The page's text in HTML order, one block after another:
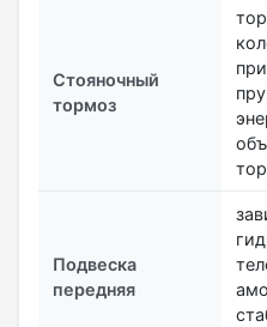
Стояночный
тормоз
Подвеска
передняя